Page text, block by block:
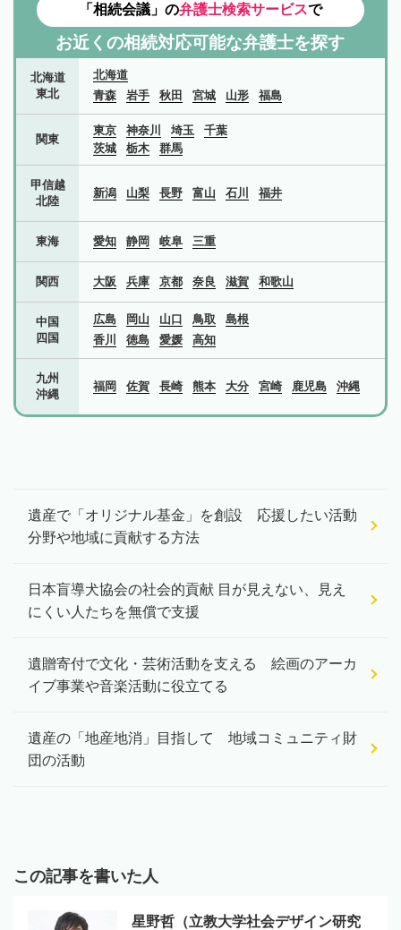
「相続会議」の弁護士検索サービスで
お近くの相続対応可能な弁護士を探す
北海道
東北
北海道
青森
岩手 秋田 宮城 山形 福島
関東
東京 神奈川 埼玉
千葉
茨城
栃木 群馬
甲信越
北陸
新潟 山梨 長野 富山 石川 福井
東海 愛知 静岡 岐阜 三重
関西 大阪 兵庫 京都 奈良 滋賀 和歌山
中国
四国
広島 岡山 山口 鳥取
島根
香川
徳島 愛媛 高知
九州
沖縄
福岡 佐賀 長崎 熊本 大分 宮崎 鹿児島 沖縄
遺産で「オリジナル基金」を創設 応援したい活動
分野や地域に貢献する方法
日本盲導犬協会の社会的貢献 目が見えない、見え
にくい人たちを無償で支援
遺贈寄付で文化・芸術活動を支える 絵画のアーカ
イブ事業や音楽活動に役立てる
遺産の「地産地消」目指して 地域コミュニティ財
団の活動
この記事を書いた人
星野哲（立教大学社会デザイン研究